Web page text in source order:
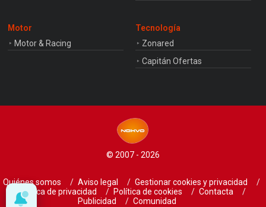
Motor
Motor & Racing
Tecnología
Zonared
Capitán Ofertas
© 2007 - 2026
Quiénes somos Aviso legal
Gestionar cookies y privacidad
Política de privacidad
Política de cookies
Contacta
Publicidad
Comunidad